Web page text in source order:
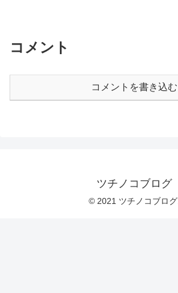
コメント
コメントを書き込む
ツチノコブログ
© 2021 ツチノコブログ.